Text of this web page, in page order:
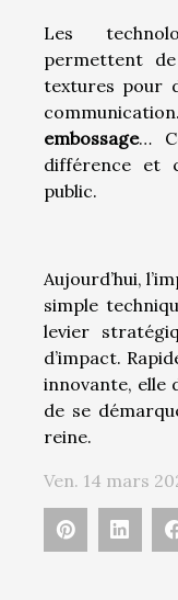
Les
permettent
textures pour
embossage…
différence et
public.
Aujourd’hui,
simple
levier
d’impact.
innovante, elle
de se
reine.
Ven. 14 mars